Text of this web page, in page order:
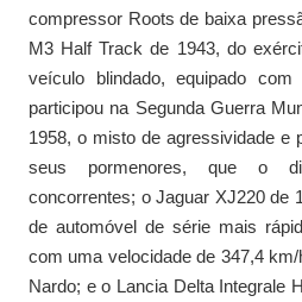
compressor Roots de baixa
M3 Half Track de 1943, do
veículo blindado, equipado
participou na Segunda Guerra
1958, o misto de agressividade e
seus pormenores, que o
concorrentes; o Jaguar XJ220 de
de automóvel de série mais
com uma velocidade de 347,4
Nardo; e o Lancia Delta Integrale